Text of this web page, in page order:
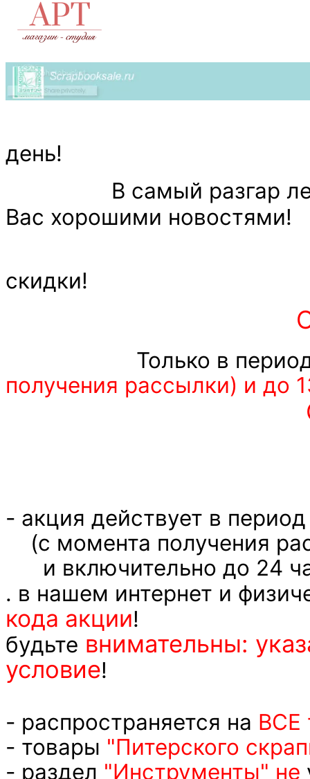
день!
В самый разгар лета,
Вас хорошими новостями!
скидки!
СКИДКА -
Только в период
получения рассылки) и до
- акция действует в
(с момента получения
и включительно до 24
. в нашем интернет и
кода акции!
будьте внимательны:
условие!
- распространяется на ВСЕ
- товары "Питерского
- раздел "Инструменты" не